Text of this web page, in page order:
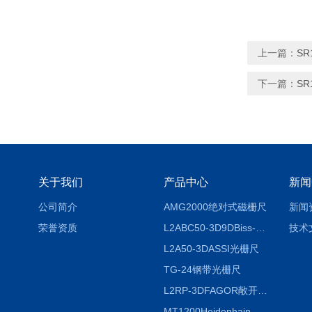
上一篇：
下一篇：
关于我们
公司简介
荣誉资质
产品中心
AMG2000绝对式磁栅尺
L2A50-3DASSI光栅尺
TG-24钢带光栅尺
L2RP-3DFAGOR敞开式光栅尺
新
新闻
技术